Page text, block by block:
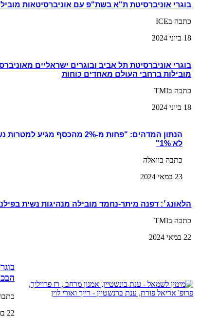
בוגרי אוניברסיטת ת"א בשת"פ עם אוניברסיטאות
כתבה בICE
18 ביוני 2024
בוגרי אוניברסיטת תל אביב ובוגרים ישראליים
מובילות ברחבי העולם מאחדים כוחות
כתבה בTMI
18 ביוני 2024
הנתון המדהים: "פחות מ-2% מהכסף
לא 1%"
כתבה בוואלה
23 במאי 2024
הלאונג׳: דפנה מיתר-נחמד מובילה מנהיגות נשית
כתבה בTMI
22 במאי 2024
22 בפברואר 2024